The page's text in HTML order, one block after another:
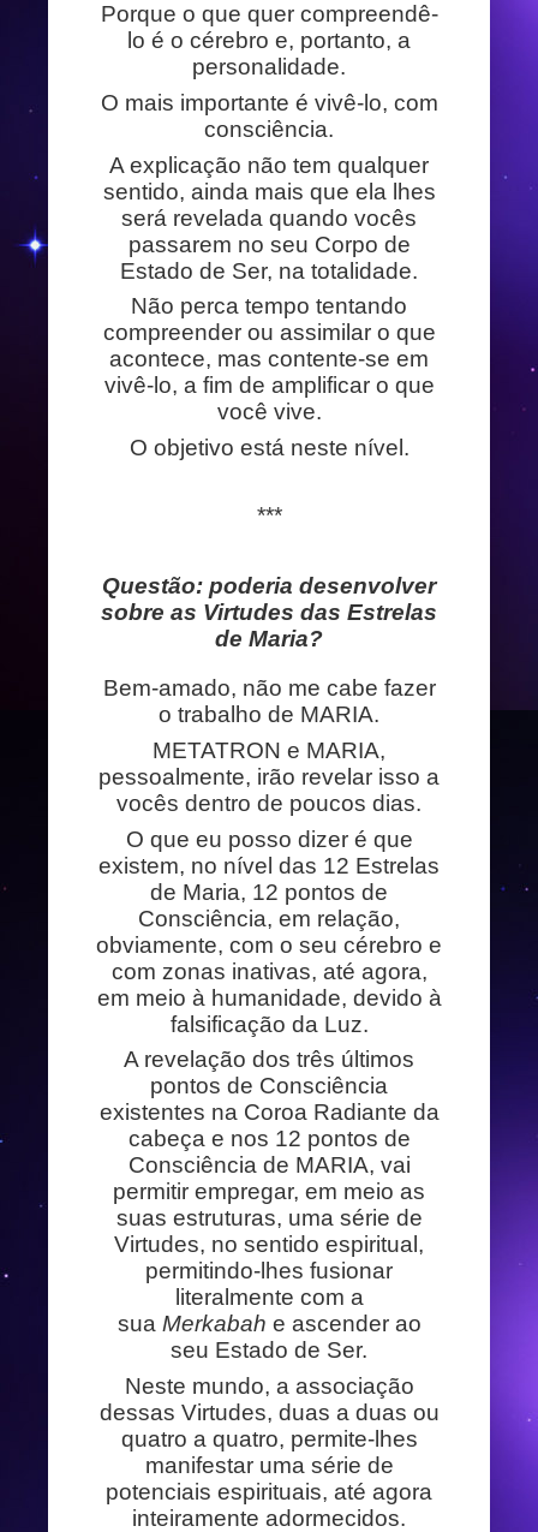
Porque o que quer compreendê-
lo é o cérebro e, portanto, a
personalidade.
O mais importante é vivê-lo, com
consciência.
A explicação não tem qualquer
sentido, ainda mais que ela lhes
será revelada quando vocês
passarem no seu Corpo de
Estado de Ser, na totalidade.
Não perca tempo tentando
compreender ou assimilar o que
acontece, mas contente-se em
vivê-lo, a fim de amplificar o que
você vive.
O objetivo está neste nível.
***
Questão: poderia desenvolver
sobre as Virtudes das Estrelas
de Maria?
Bem-amado, não me cabe fazer
o trabalho de MARIA.
METATRON e MARIA,
pessoalmente, irão revelar isso a
vocês dentro de poucos dias.
O que eu posso dizer é que
existem, no nível das 12 Estrelas
de Maria, 12 pontos de
Consciência, em relação,
obviamente, com o seu cérebro e
com zonas inativas, até agora,
em meio à humanidade, devido à
falsificação da Luz.
A revelação dos três últimos
pontos de Consciência
existentes na Coroa Radiante da
cabeça e nos 12 pontos de
Consciência de MARIA, vai
permitir empregar, em meio as
suas estruturas, uma série de
Virtudes, no sentido espiritual,
permitindo-lhes fusionar
literalmente com a
sua Merkabah e ascender ao
seu Estado de Ser.
Neste mundo, a associação
dessas Virtudes, duas a duas ou
quatro a quatro, permite-lhes
manifestar uma série de
potenciais espirituais, até agora
inteiramente adormecidos.